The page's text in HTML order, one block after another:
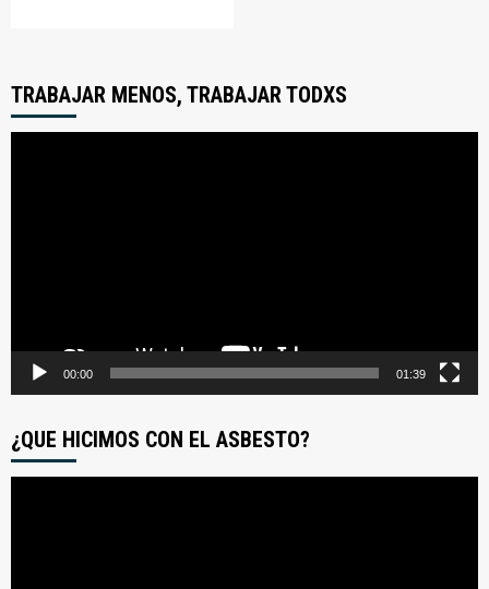
TRABAJAR MENOS, TRABAJAR TODXS
00:00 01:39
¿QUE HICIMOS CON EL ASBESTO?